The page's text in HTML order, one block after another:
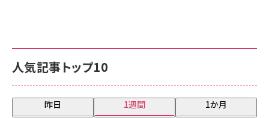
人気記事トップ10
昨日 1週間 1か月